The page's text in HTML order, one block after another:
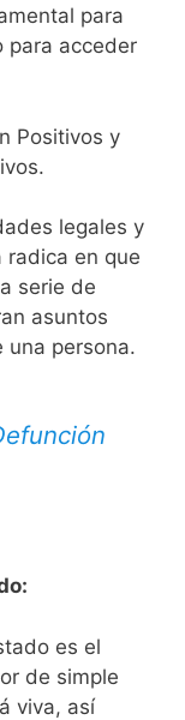
para
para acceder
Positivos y
legales y
radica en que
serie de
asuntos
una persona.
es el
de simple
viva, así